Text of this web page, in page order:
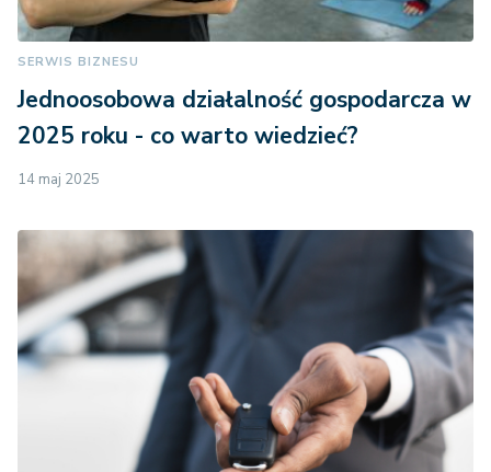
SERWIS BIZNESU
Jednoosobowa działalność gospodarcza w
2025 roku - co warto wiedzieć?
14 maj 2025